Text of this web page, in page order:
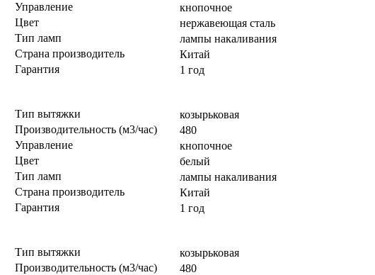
Управление
кнопочное
Цвет
нержавеющая сталь
Тип ламп
лампы накаливания
Страна производитель
Китай
Гарантия
1 год
Тип вытяжки
козырьковая
Производительность (м3/час)
480
Управление
кнопочное
Цвет
белый
Тип ламп
лампы накаливания
Страна производитель
Китай
Гарантия
1 год
Тип вытяжки
козырьковая
Производительность (м3/час)
480